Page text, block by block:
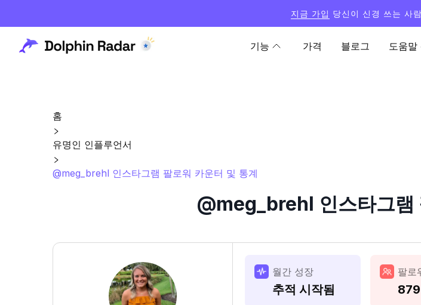
지금 가입 당신이 신경 쓰는 사
기능 가격 블로그 도움말
홈
유명인 인플루언서
@meg_brehl 인스타그램 팔로워 카운터 및 통계
@meg_brehl 인스타그램
월간 성장
추적 시작됨
팔로
879